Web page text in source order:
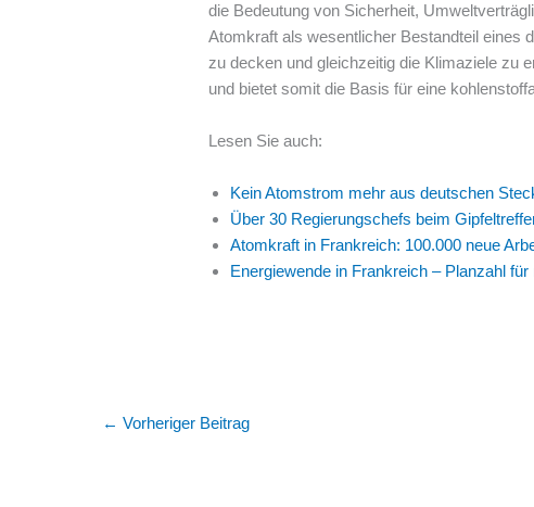
die Bedeutung von Sicherheit,
Atomkraft als wesentlicher Bestandteil eines
zu decken und gleichzeitig die Klimaziele zu
und bietet somit die Basis für eine
Lesen Sie auch:
Kein Atomstrom mehr aus deutschen
Über 30 Regierungschefs beim
Atomkraft in Frankreich: 100.000 neue
Energiewende in Frankreich – Planzahl
← Vorheriger Beitrag